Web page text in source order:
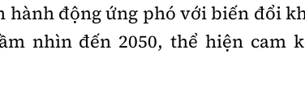
hành động ứng phó với biến đổi
nhìn đến 2050, thể hiện cam